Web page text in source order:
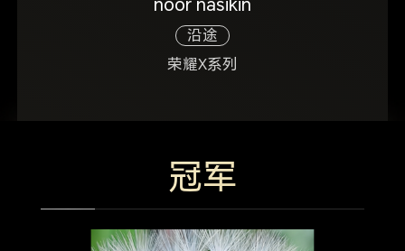
noor nasikin
沿途
荣耀X系列
冠军